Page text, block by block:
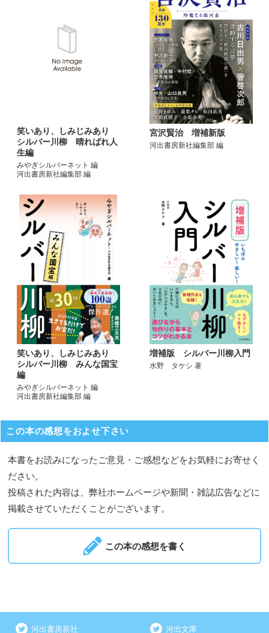
笑いあり、しみじみあり
シルバー川柳 晴ればれ人
生編
みやぎシルバーネット 編
河出書房新社編集部 編
宮沢賢治 増補新版
河出書房新社編集部 編
笑いあり、しみじみあり
シルバー川柳 みんな国宝
編
みやぎシルバーネット 編
河出書房新社編集部 編
増補版 シルバー川柳入門
水野 タケシ 著
この本の感想をおよせ下さい
本書をお読みになったご意見・ご感想などをお気軽にお寄せく
ださい。
投稿された内容は、弊社ホームページや新聞・雑誌広告などに
掲載させていただくことがございます。
この本の感想を書く
河出書房新社 河出文庫